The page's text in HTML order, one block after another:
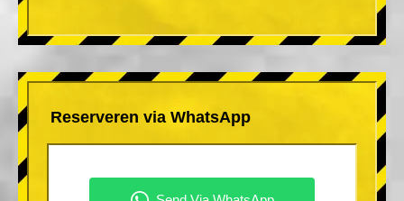
Reserveren via WhatsApp